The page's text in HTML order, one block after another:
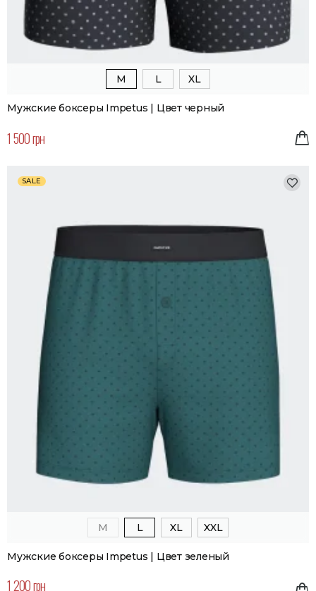
M L XL
Мужские боксеры Impetus | Цвет черный
1 500 грн
SALE
M L XL XXL
Мужские боксеры Impetus | Цвет зеленый
1 200 грн